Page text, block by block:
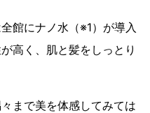
館にナノ水（※1）が導入
高く、肌と髪をしっとり
まで美を体感してみては